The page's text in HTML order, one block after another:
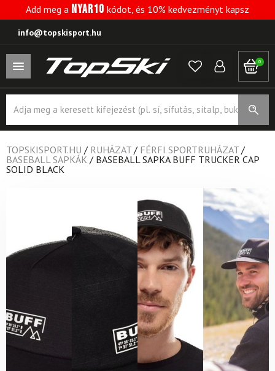
Add meg a NYAR10 kódot, és 10% kedvezményt kapsz
info@topskisport.hu
0
search
TOPSKISPORT.HU / RUHÁZAT / FÉRFI SPORTRUHÁZAT /
BASEBALL SAPKÁK / BASEBALL SAPKA BUFF TRUCKER CAP
SOLID BLACK